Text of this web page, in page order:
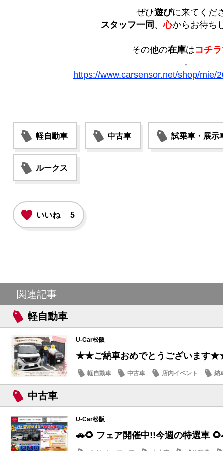
ぜひ遊びに来てくだ
スタッフ一同 、心からお待ち
その他の在庫はコチラ
↓
https://www.carsensor.net/shop/mie/
軽自動車 中古車 試乗車・展示
ルークス
いいね 5
関連記事
軽自動車
U-Car松阪
★★ご納車おめでとうございます
軽自動車 中古車 店内イベント 納
中古車
U-Car松阪
🚗🌻 フェア開催中!!今週の特選車